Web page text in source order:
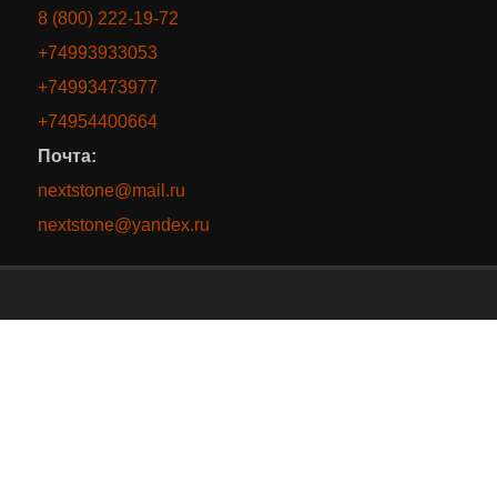
8 (800) 222-19-72
+74993933053
+74993473977
+74954400664
Почта:
nextstone@mail.ru
nextstone@yandex.ru